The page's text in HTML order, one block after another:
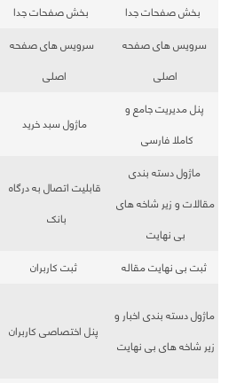
بخش صفحات جدا
بخش صفحات جدا
سرویس های صفحه
اصلی
سرویس های صفحه
اصلی
پنل مدیریت جامع و
کاملا فارسی
ماژول سبد خرید
ماژول دسته بندی
مقالات و زیر شاخه های
بی نهایت
قابلیت اتصال به درگاه
بانک
ثبت بی نهایت مقاله ثبت کاربران
ماژول دسته بندی اخبار و
زیر شاخه های بی نهایت
پنل اختصاصی کاربران